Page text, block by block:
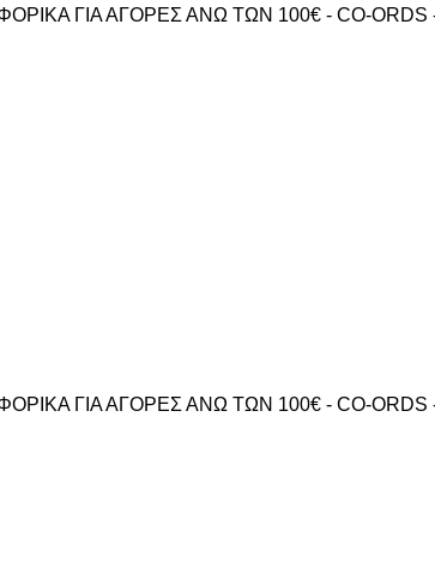
ΓΙΑ ΑΓΟΡΕΣ ΑΝΩ ΤΩΝ 100€ - CO-ORDS
ΓΙΑ ΑΓΟΡΕΣ ΑΝΩ ΤΩΝ 100€ - CO-ORDS